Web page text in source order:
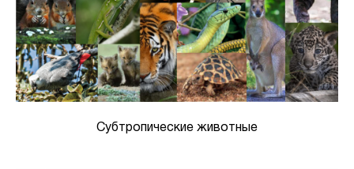
Субтропические животные